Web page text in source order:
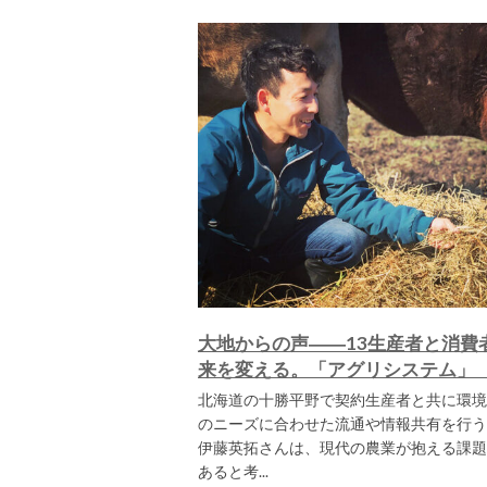
大地からの声――13生産者と消費
来を変える。「アグリシステム
北海道の十勝平野で契約生産者と共に環
のニーズに合わせた流通や情報共有を行
伊藤英拓さんは、現代の農業が抱える課
あると考...